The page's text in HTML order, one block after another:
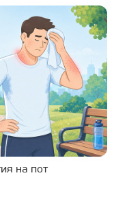
на пот